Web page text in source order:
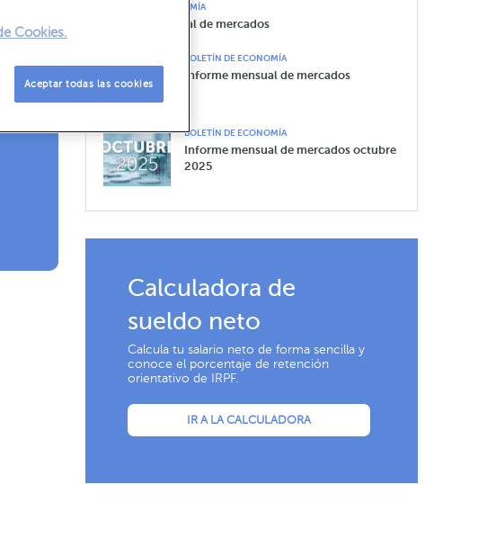
BOLETÍN DE ECONOMÍA
Informe mensual de mercados
BOLETÍN DE ECONOMÍA
Informe mensual de mercados
BOLETÍN DE ECONOMÍA
Informe mensual de mercados octubre
2025
Calculadora de
sueldo neto
Calcula tu salario neto de forma sencilla y
conoce el porcentaje de retención
orientativo de IRPF.
IR A LA CALCULADORA
Cookies.
Aceptar todas las cookies